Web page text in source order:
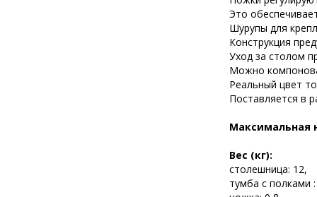
Это
Шурупы для
Конструкция
Уход за столом
Можно
Реальный цвет
Поставляется в
Максимальная
Вес (кг):
столешница: 12,
тумба с полками